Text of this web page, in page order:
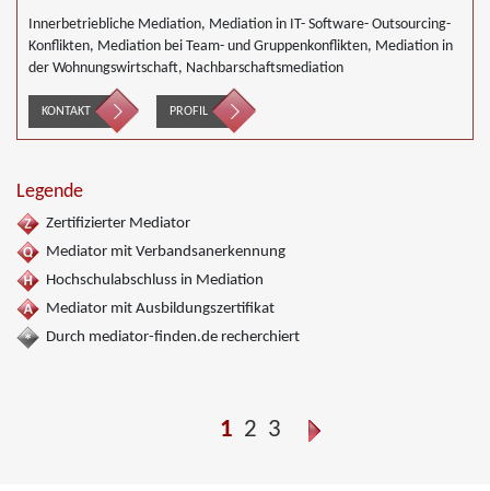
Innerbetriebliche Mediation, Mediation in IT- Software- Outsourcing-
Konflikten, Mediation bei Team- und Gruppenkonflikten, Mediation in
der Wohnungswirtschaft, Nachbarschaftsmediation
KONTAKT PROFIL
Legende
Zertifizierter Mediator
Mediator mit Verbandsanerkennung
Hochschulabschluss in Mediation
Mediator mit Ausbildungszertifikat
Durch mediator-finden.de recherchiert
1 2 3